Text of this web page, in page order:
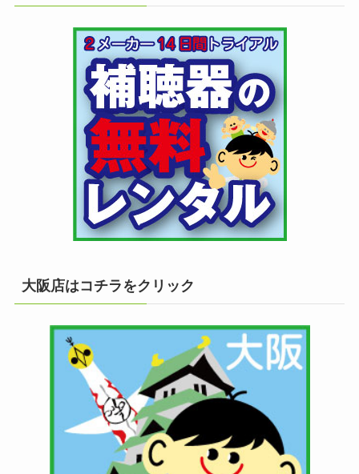
大阪店はコチラをクリック